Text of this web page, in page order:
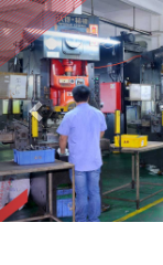
Previous